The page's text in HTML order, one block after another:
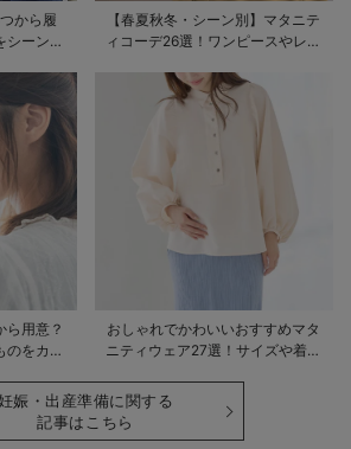
から履
シーン別
【春夏秋冬・シーン別】マタニテ
ィコーデ26選！ワンピースやレギ
ら用意？
のをカテ
おしゃれでかわいいおすすめマタ
ニティウェア27選！サイズや着る
妊娠・出産準備に関する
記事はこちら